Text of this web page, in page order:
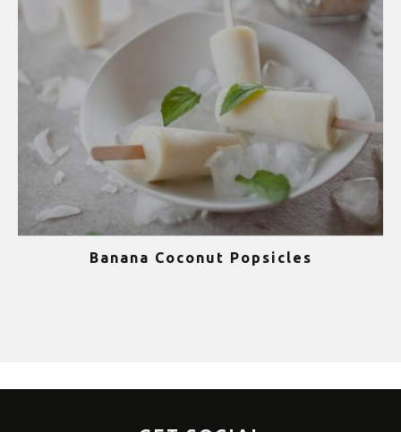
Banana Coconut Popsicles